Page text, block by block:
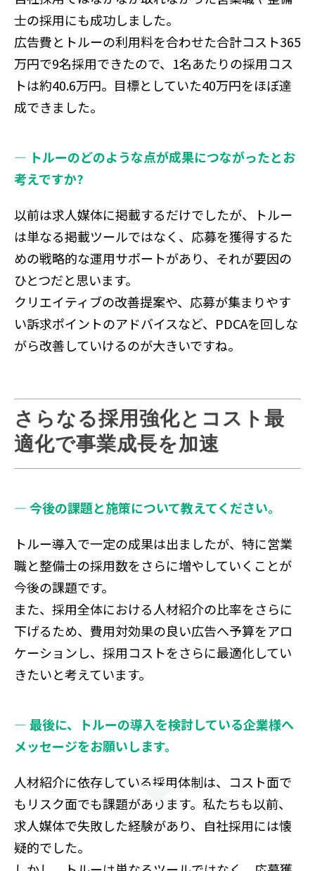
士の採用にも成功しました。
広告費とトルーの利用料を合わせた合計コスト365
万円で9名採用できたので、1名あたりの採用コス
トは約40.6万円。目標としていた40万円をほぼ達
成できました。
― トルーのどのような点が成果につながったとお
考えですか?
以前は求人媒体に掲載するだけでしたが、トルー
は単なる掲載ツールではなく、応募を獲得するた
めの戦略的な運用サポートがあり、それが要因の
ひとつだと思います。
クリエイティブの改善提案や、応募が集まりやす
い訴求ポイントのアドバイスなど、PDCAを回しな
がら改善していけるのが大きいですね。
さらなる採用強化とコスト最
適化で事業成長を加速
― 今後の課題と施策について教えてください。
トルー導入で一定の成果は出ましたが、特に営業
職と整備士の採用数をさらに増やしていくことが
今後の課題です。
また、採用全体における人材紹介の比率をさらに
下げるため、費用対効果の良い広告へ予算をアロ
ケーションし、採用コストをさらに最適化してい
きたいと考えています。
― 最後に、トルーの導入を検討している企業様へ
メッセージをお願いします。
人材紹介に依存している採用体制は、コスト面で
もリスク面でも課題があります。私たちも以前、
求人媒体で失敗した経験があり、自社採用には懐
疑的でした。